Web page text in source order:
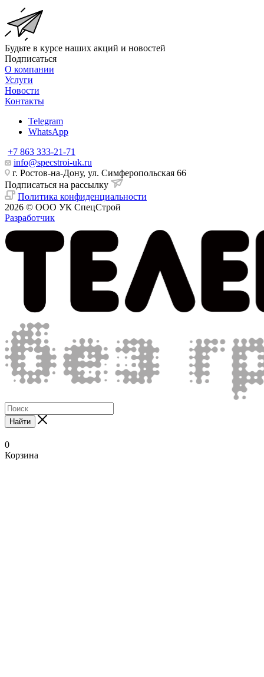
Будьте в курсе наших акций и новостей
Подписаться
О компании
Услуги
Новости
Контакты
Telegram
WhatsApp
+7 863 333-21-71
info@specstroi-uk.ru
г. Ростов-на-Дону, ул. Симферопольская 66
Подписаться на рассылку
Политика конфиденциальности
2026 © ООО УК СпецСтрой
Разработчик
Найти
0
Корзина